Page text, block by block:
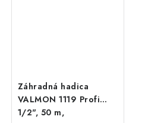
Záhradná hadica
VALMON 1119 Profi
1/2", 50 m,